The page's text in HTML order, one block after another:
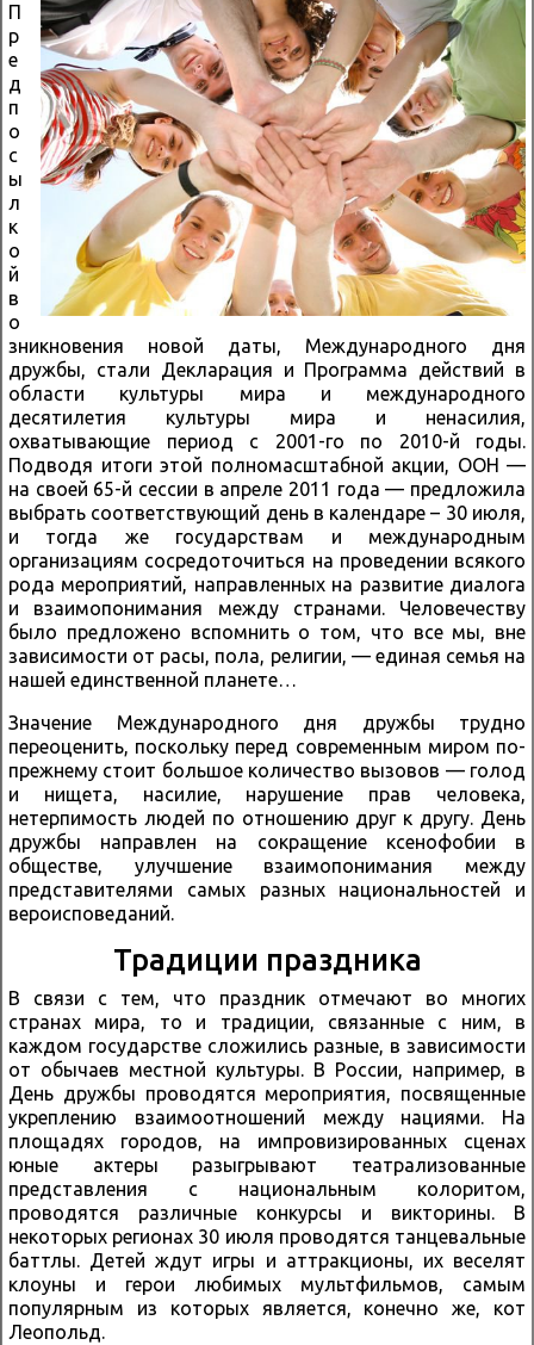
П
р
е
д
п
о
с
ы
л
к
о
й
в
о
зникновения новой даты, Международного дня
дружбы, стали Декларация и Программа действий в
области культуры мира и международного
десятилетия культуры мира и ненасилия,
охватывающие период с 2001-го по 2010-й годы.
Подводя итоги этой полномасштабной акции, ООН —
на своей 65-й сессии в апреле 2011 года — предложила
выбрать соответствующий день в календаре – 30 июля,
и тогда же государствам и международным
организациям сосредоточиться на проведении всякого
рода мероприятий, направленных на развитие диалога
и взаимопонимания между странами. Человечеству
было предложено вспомнить о том, что все мы, вне
зависимости от расы, пола, религии, — единая семья на
нашей единственной планете…
Значение Международного дня дружбы трудно
переоценить, поскольку перед современным миром по-
прежнему стоит большое количество вызовов — голод
и нищета, насилие, нарушение прав человека,
нетерпимость людей по отношению друг к другу. День
дружбы направлен на сокращение ксенофобии в
обществе, улучшение взаимопонимания между
представителями самых разных национальностей и
вероисповеданий.
Традиции праздника
В связи с тем, что праздник отмечают во многих
странах мира, то и традиции, связанные с ним, в
каждом государстве сложились разные, в зависимости
от обычаев местной культуры. В России, например, в
День дружбы проводятся мероприятия, посвященные
укреплению взаимоотношений между нациями. На
площадях городов, на импровизированных сценах
юные актеры разыгрывают театрализованные
представления с национальным колоритом,
проводятся различные конкурсы и викторины. В
некоторых регионах 30 июля проводятся танцевальные
баттлы. Детей ждут игры и аттракционы, их веселят
клоуны и герои любимых мультфильмов, самым
популярным из которых является, конечно же, кот
Леопольд.